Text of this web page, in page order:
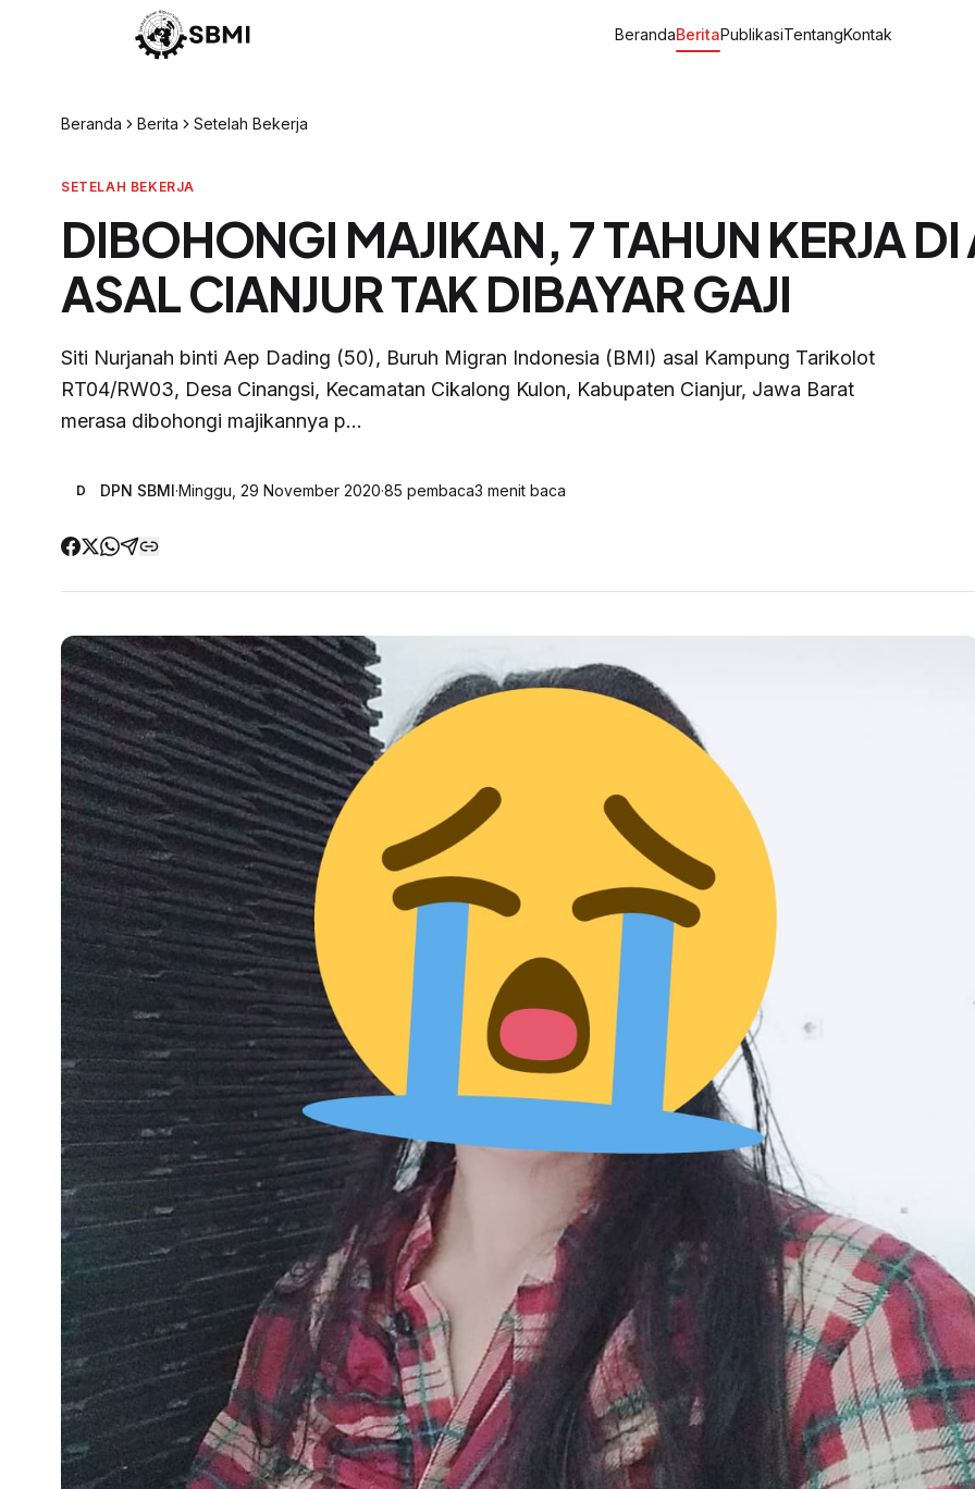
BerandaBeritaPublikasiTentangKontak
Beranda Berita Setelah Bekerja
SETELAH BEKERJA
DIBOHONGI MAJIKAN, 7 TAHUN KERJA
ASAL CIANJUR TAK DIBAYAR GAJI
Siti Nurjanah binti Aep Dading (50), Buruh Migran Indonesia (BMI) asal Kampung Tarikolot
RT04/RW03, Desa Cinangsi, Kecamatan Cikalong Kulon, Kabupaten Cianjur, Jawa Barat
merasa dibohongi majikannya p...
D DPN SBMI·Minggu, 29 November 2020·85 pembaca3 menit baca